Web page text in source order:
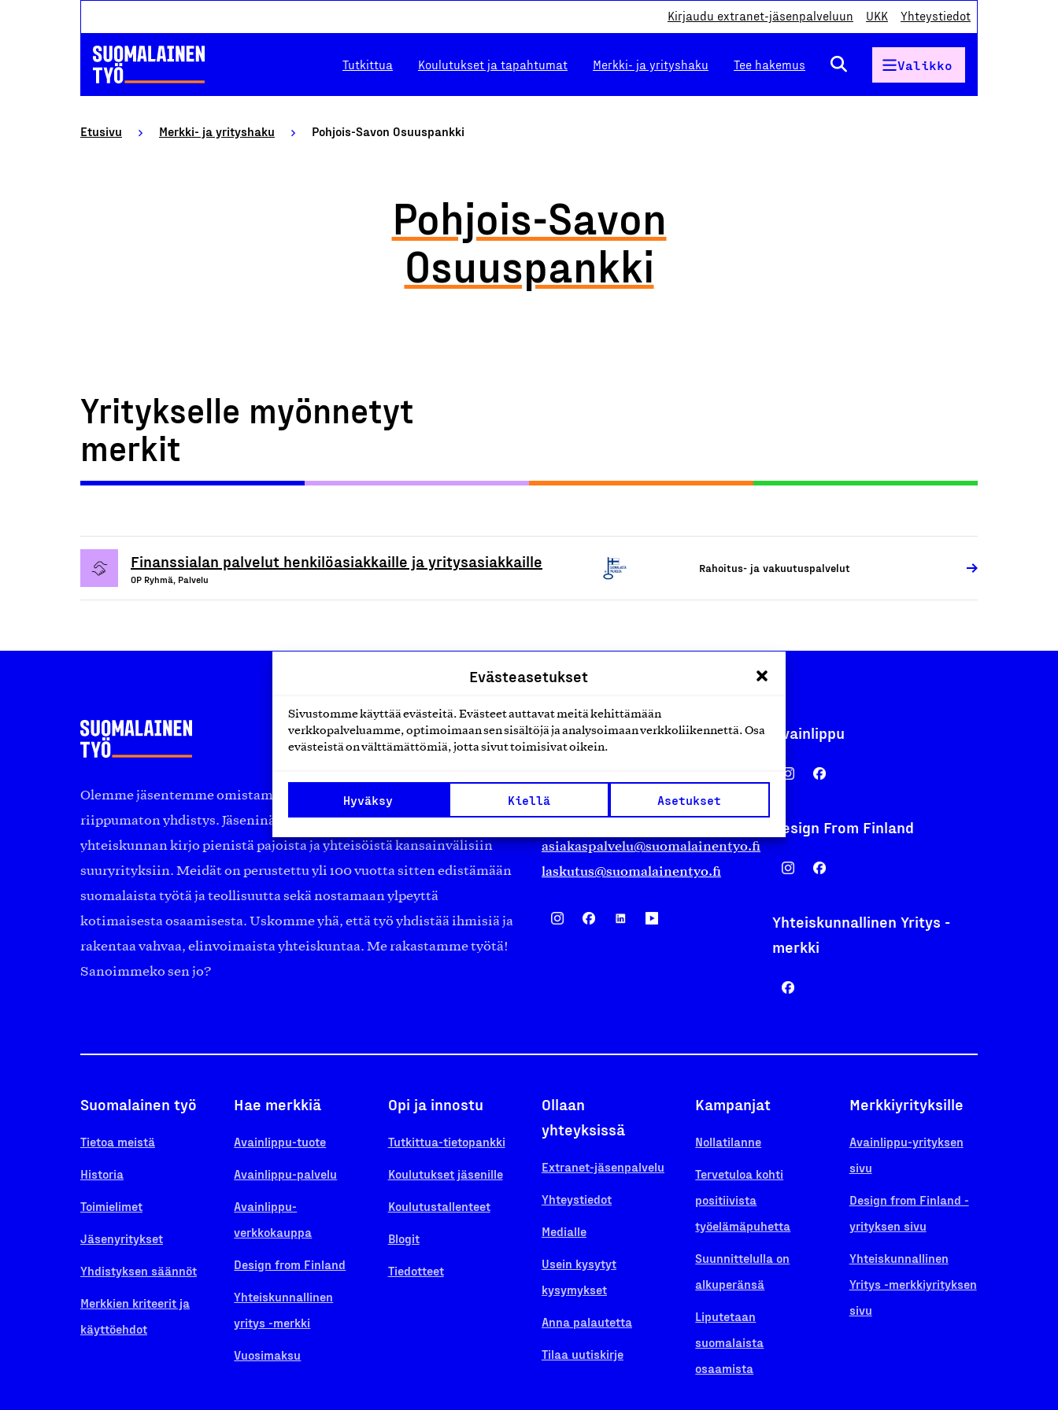
Evästeasetukset
Sivustomme käyttää evästeitä. Evästeet auttavat meitä kehittämään
verkkopalveluamme, optimoimaan sen sisältöjä ja analysoimaan verkkoliikennettä. Osa
evästeistä on välttämättömiä, jotta sivut toimisivat oikein.
Hyväksy Kiellä Asetukset
Kirjaudu extranet-jäsenpalveluun UKK Yhteystiedot
Tutkittua Koulutukset ja tapahtumat Merkki- ja yrityshaku Tee hakemus Valikko
Etusivu Merkki- ja yrityshaku Pohjois-Savon Osuuspankki
Pohjois-Savon
Osuuspankki
Yritykselle myönnetyt
merkit
Finanssialan palvelut henkilöasiakkaille ja yritysasiakkaille
OP Ryhmä, Palvelu
Rahoitus- ja vakuutuspalvelut
Olemme jäsentemme omistama puolueeton, työmarkkinajärjestöistä
riippumaton yhdistys. Jäseninämme on koko suomalaisen
yhteiskunnan kirjo pienistä pajoista ja yhteisöistä kansainvälisiin
suuryrityksiin. Meidät on perustettu yli 100 vuotta sitten edistämään
suomalaista työtä ja teollisuutta sekä nostamaan ylpeyttä
kotimaisesta osaamisesta. Uskomme yhä, että työ yhdistää ihmisiä ja
rakentaa vahvaa, elinvoimaista yhteiskuntaa. Me rakastamme työtä!
Sanoimmeko sen jo?
Suomalainen työ ry
00130 Helsinki
Finland
asiakaspalvelu@suomalainentyo.fi
laskutus@suomalainentyo.fi
Avainlippu
Design From Finland
Yhteiskunnallinen Yritys -
merkki
Suomalainen työ
Tietoa meistä
Historia
Toimielimet
Jäsenyritykset
Yhdistyksen säännöt
Merkkien kriteerit ja
käyttöehdot
Hae merkkiä
Avainlippu-tuote
Avainlippu-palvelu
Avainlippu-
verkkokauppa
Design from Finland
Yhteiskunnallinen
yritys -merkki
Vuosimaksu
Opi ja innostu
Tutkittua-tietopankki
Koulutukset jäsenille
Koulutustallenteet
Blogit
Tiedotteet
Ollaan
yhteyksissä
Extranet-jäsenpalvelu
Yhteystiedot
Medialle
Usein kysytyt
kysymykset
Anna palautetta
Tilaa uutiskirje
Kampanjat
Nollatilanne
Tervetuloa kohti
positiivista
työelämäpuhetta
Suunnittelulla on
alkuperänsä
Liputetaan
suomalaista
osaamista
Merkkiyrityksille
Avainlippu-yrityksen
sivu
Design from Finland -
yrityksen sivu
Yhteiskunnallinen
Yritys -merkkiyrityksen
sivu